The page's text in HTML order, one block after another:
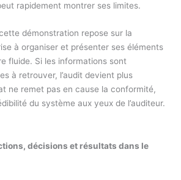
rapidement montrer ses limites.
démonstration repose sur la
à organiser et présenter ses éléments
fluide. Si les informations sont
à retrouver, l’audit devient plus
ne remet pas en cause la conformité,
du système aux yeux de l’auditeur.
décisions et résultats dans le